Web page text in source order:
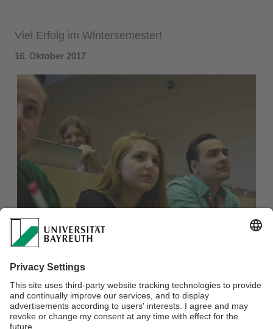
Viel Erfolg im Wintersemester!
16. Oktober 2017
Der Lehrstuhl Keramische Werkstoffe wünscht allen
Studierenden viel Erfolg im Wintersemester 2017/18.
Auch im Wintersemester bieten wir wieder interessante
studentische Arbeiten (Teamprojektarbeit,
Forschungspraktikum, Bachelor- und Masterarbeiten) oder